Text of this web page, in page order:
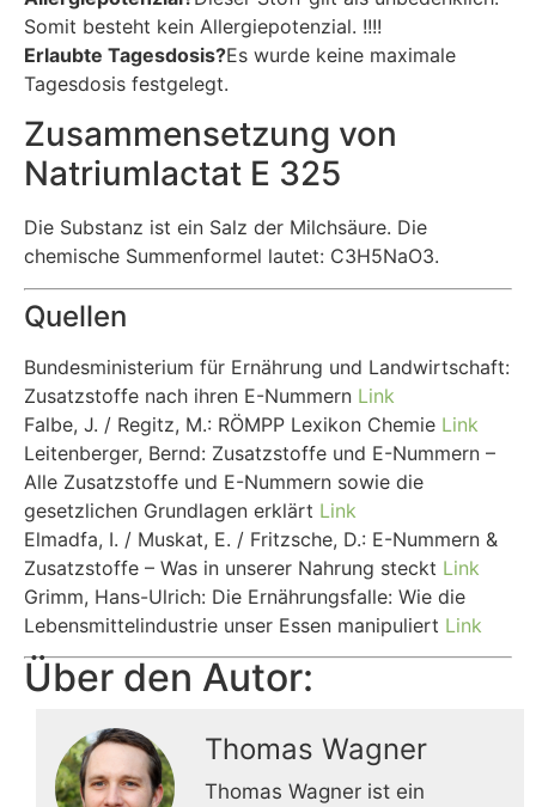
Somit besteht kein Allergiepotenzial. !!!!
Erlaubte Tagesdosis?Es wurde keine maximale
Tagesdosis festgelegt.
Zusammensetzung von
Natriumlactat E 325
Die Substanz ist ein Salz der Milchsäure. Die
chemische Summenformel lautet: C3H5NaO3.
Quellen
Bundesministerium für Ernährung und Landwirtschaft:
Zusatzstoffe nach ihren E-Nummern Link
Falbe, J. / Regitz, M.: RÖMPP Lexikon Chemie Link
Leitenberger, Bernd: Zusatzstoffe und E-Nummern –
Alle Zusatzstoffe und E-Nummern sowie die
gesetzlichen Grundlagen erklärt Link
Elmadfa, I. / Muskat, E. / Fritzsche, D.: E-Nummern &
Zusatzstoffe – Was in unserer Nahrung steckt Link
Grimm, Hans-Ulrich: Die Ernährungsfalle: Wie die
Lebensmittelindustrie unser Essen manipuliert Link
Über den Autor:
Thomas Wagner
Thomas Wagner ist ein